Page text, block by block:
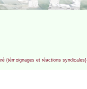
(témoignages et réactions syndicales}